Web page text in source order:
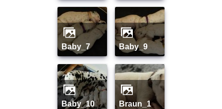
baby_7 baby_9
baby_10 braun_1